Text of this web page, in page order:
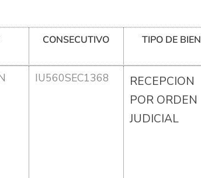
CONSECUTIVO TIPO DE BIEN
IU560SEC1368
RECEPCION
POR ORDEN
JUDICIAL